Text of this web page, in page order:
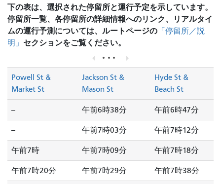
下の表は、選択された停留所と運行予定を示しています。
停留所一覧、各停留所の詳細情報へのリンク、リアルタイ
ムの運行予測については、ルートページの 「停留所／説
明」 セクションをご覧ください。
Powell St &
Market St
Jackson St &
Mason St
Hyde St &
Beach St
-- 午前6時38分 午前6時47分
-- 午前7時03分 午前7時12分
午前7時 午前7時09分 午前7時18分
午前7時20分 午前7時29分 午前7時38分